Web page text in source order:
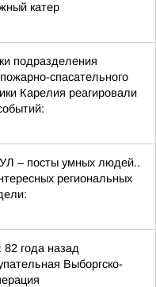
катер
подразделения
спасательного
Карелия реагировали
– посты умных людей..
региональных
года назад
Выборгско-